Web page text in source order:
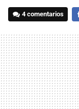
4 comentarios